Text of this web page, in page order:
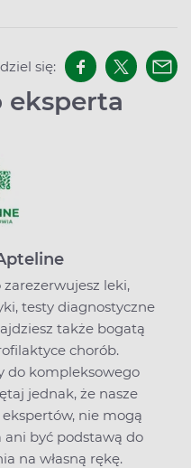
się:
eksperta
leki,
testy diagnostyczne
także bogatą
chorób.
do kompleksowego
jednak, że nasze
nie mogą
być podstawą do
na własną rękę.